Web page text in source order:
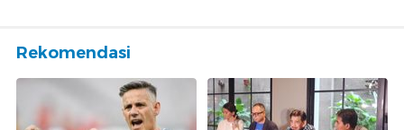
Rekomendasi